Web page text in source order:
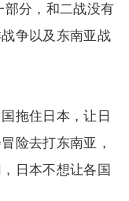
部分，和二战没有
争以及东南亚战
拖住日本，让日
险去打东南亚，
日本不想让各国